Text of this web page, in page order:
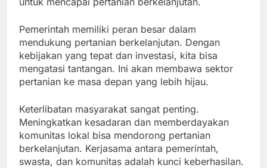
Pemerintah memiliki peran besar dalam
mendukung pertanian berkelanjutan. Dengan
kebijakan yang tepat dan investasi, kita bisa
mengatasi tantangan. Ini akan membawa sektor
pertanian ke masa depan yang lebih hijau.
Keterlibatan masyarakat sangat penting.
Meningkatkan kesadaran dan memberdayakan
komunitas lokal bisa mendorong pertanian
berkelanjutan. Kerjasama antara pemerintah,
swasta, dan komunitas adalah kunci keberhasilan.